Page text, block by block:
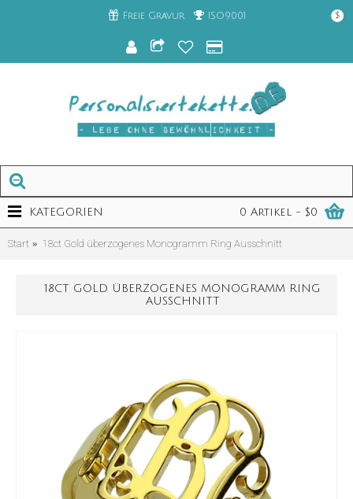
Freie Gravur ISO9001 $
0 Artikel - $0
KATEGORIEN
Start 18ct Gold überzogenes Monogramm Ring Ausschnitt
18CT GOLD ÜBERZOGENES MONOGRAMM RING
AUSSCHNITT